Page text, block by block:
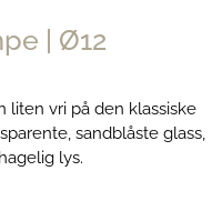
| Ø12
liten vri på den klassiske
sandblåste glass,
lys.